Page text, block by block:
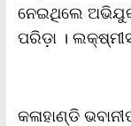
ନେଇଥିଲେ
ପରିଡ଼ା ।
କଳାହାଣ୍ଡି